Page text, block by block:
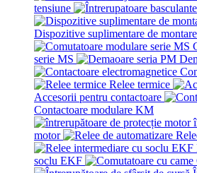
tensiune
Dispozitive suplimentare de
serie MS
Relee termice
Accesorii pentru contactoare
Contactoare modulare KM
motor
soclu EKF